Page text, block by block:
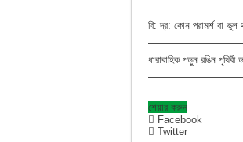
———————
বি: দ্র: কোন পরামর্শ বা
ধারাবাহিক পড়ুন র‌ঙিন পৃ‌থিবী
শেয়ার করুন
Facebook
Twitter